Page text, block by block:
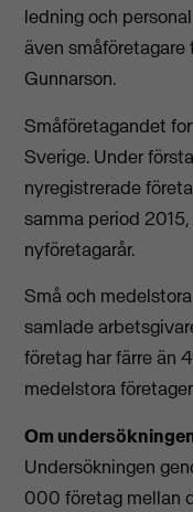
ledning och personal
även
Gunnarson.
Småföretagandet
Sverige. Under
nyregistrerade
samma period
nyföretagarår.
Små och
samlade
företag har färre än
medelstora
Om
Undersökningen
000 företag mellan